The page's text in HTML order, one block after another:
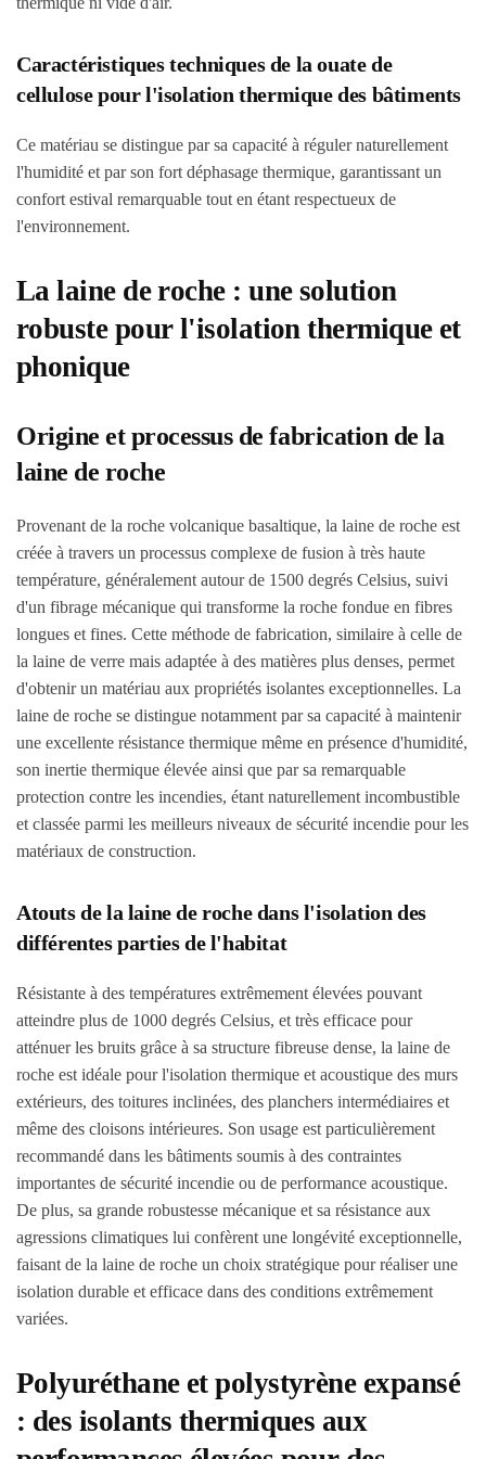
Caractéristiques techniques de la ouate de
cellulose pour l'isolation thermique des bâtiments
Ce matériau se distingue par sa capacité à réguler naturellement
l'humidité et par son fort déphasage thermique, garantissant un
confort estival remarquable tout en étant respectueux de
l'environnement.
La laine de roche : une solution
robuste pour l'isolation thermique et
phonique
Origine et processus de fabrication de la
laine de roche
Provenant de la roche volcanique basaltique, la laine de roche est
créée à travers un processus complexe de fusion à très haute
température, généralement autour de 1500 degrés Celsius, suivi
d'un fibrage mécanique qui transforme la roche fondue en fibres
longues et fines. Cette méthode de fabrication, similaire à celle de
la laine de verre mais adaptée à des matières plus denses, permet
d'obtenir un matériau aux propriétés isolantes exceptionnelles. La
laine de roche se distingue notamment par sa capacité à maintenir
une excellente résistance thermique même en présence d'humidité,
son inertie thermique élevée ainsi que par sa remarquable
protection contre les incendies, étant naturellement incombustible
et classée parmi les meilleurs niveaux de sécurité incendie pour les
matériaux de construction.
Atouts de la laine de roche dans l'isolation des
différentes parties de l'habitat
Résistante à des températures extrêmement élevées pouvant
atteindre plus de 1000 degrés Celsius, et très efficace pour
atténuer les bruits grâce à sa structure fibreuse dense, la laine de
roche est idéale pour l'isolation thermique et acoustique des murs
extérieurs, des toitures inclinées, des planchers intermédiaires et
même des cloisons intérieures. Son usage est particulièrement
recommandé dans les bâtiments soumis à des contraintes
importantes de sécurité incendie ou de performance acoustique.
De plus, sa grande robustesse mécanique et sa résistance aux
agressions climatiques lui confèrent une longévité exceptionnelle,
faisant de la laine de roche un choix stratégique pour réaliser une
isolation durable et efficace dans des conditions extrêmement
variées.
Polyuréthane et polystyrène expansé
: des isolants thermiques aux